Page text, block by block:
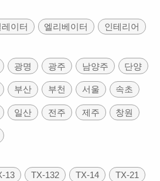
이터 엘리베이터 인테리어
광명 광주 남양주 단양
부산 부천 서울 속초
일산 전주 제주 창원
13 TX-132 TX-14 TX-21